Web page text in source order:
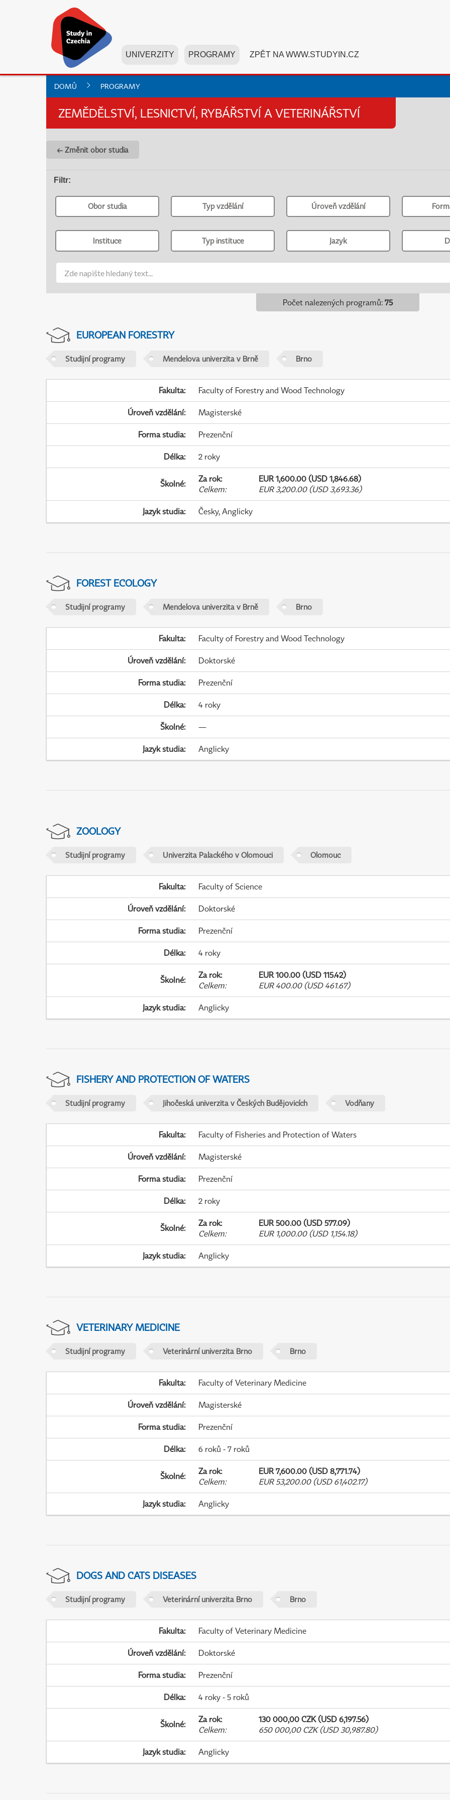
UNIVERZITY PROGRAMY ZPĚT NA WWW.STUDYIN.CZ
DOMŮ PROGRAMY
ZEMĚDĚLSTVÍ, LESNICTVÍ, RYBÁŘSTVÍ A VETERINÁŘSTVÍ
← Změnit obor studia
Filtr:
Obor studia Typ vzdělání Úroveň vzdělání
Instituce Typ instituce Jazyk
Počet nalezených programů: 75
EUROPEAN FORESTRY
Studijní programy Mendelova univerzita v Brně Brno
Fakulta: Faculty of Forestry and Wood Technology
Úroveň vzdělání: Magisterské
Forma studia: Prezenční
Délka: 2 roky
Školné: Za rok:
EUR 1,600.00 (USD 1,846.68)
Celkem: EUR 3,200.00 (USD 3,693.36)
Jazyk studia: Česky, Anglicky
FOREST ECOLOGY
Studijní programy Mendelova univerzita v Brně Brno
Fakulta: Faculty of Forestry and Wood Technology
Úroveň vzdělání: Doktorské
Forma studia: Prezenční
Délka: 4 roky
Školné: —
Jazyk studia: Anglicky
ZOOLOGY
Studijní programy Univerzita Palackého v Olomouci Olomouc
Fakulta: Faculty of Science
Úroveň vzdělání: Doktorské
Forma studia: Prezenční
Délka: 4 roky
Školné: Za rok:
EUR 100.00 (USD 115.42)
Celkem: EUR 400.00 (USD 461.67)
Jazyk studia: Anglicky
FISHERY AND PROTECTION OF WATERS
Studijní programy Jihočeská univerzita v Českých Budějovicích Vodňany
Fakulta: Faculty of Fisheries and Protection of Waters
Úroveň vzdělání: Magisterské
Forma studia: Prezenční
Délka: 2 roky
Školné: Za rok:
EUR 500.00 (USD 577.09)
Celkem: EUR 1,000.00 (USD 1,154.18)
Jazyk studia: Anglicky
VETERINARY MEDICINE
Studijní programy Veterinární univerzita Brno Brno
Fakulta: Faculty of Veterinary Medicine
Úroveň vzdělání: Magisterské
Forma studia: Prezenční
Délka: 6 roků - 7 roků
Školné: Za rok:
EUR 7,600.00 (USD 8,771.74)
Celkem: EUR 53,200.00 (USD 61,402.17)
Jazyk studia: Anglicky
DOGS AND CATS DISEASES
Studijní programy Veterinární univerzita Brno Brno
Fakulta: Faculty of Veterinary Medicine
Úroveň vzdělání: Doktorské
Forma studia: Prezenční
Délka: 4 roky - 5 roků
Školné: Za rok:
130 000,00 CZK (USD 6,197.56)
Celkem: 650 000,00 CZK (USD 30,987.80)
Jazyk studia: Anglicky